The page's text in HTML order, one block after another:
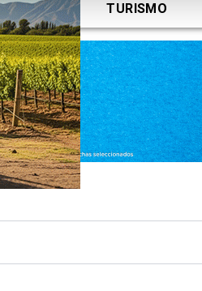
DEPORTES TURISMO